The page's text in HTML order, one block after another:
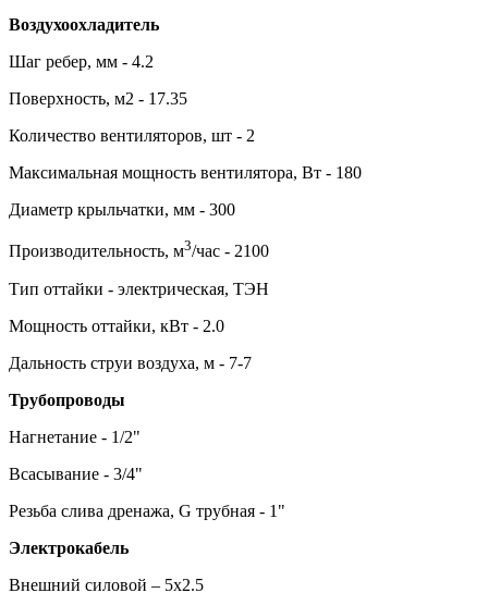
Воздухоохладитель
Шаг ребер, мм - 4.2
Поверхность, м2 - 17.35
Количество вентиляторов, шт - 2
Максимальная мощность вентилятора, Вт - 180
Диаметр крыльчатки, мм - 300
Производительность, м3/час - 2100
Тип оттайки - электрическая, ТЭН
Мощность оттайки, кВт - 2.0
Дальность струи воздуха, м - 7-7
Трубопроводы
Нагнетание - 1/2"
Всасывание - 3/4"
Резьба слива дренажа, G трубная - 1"
Электрокабель
Внешний силовой – 5х2.5